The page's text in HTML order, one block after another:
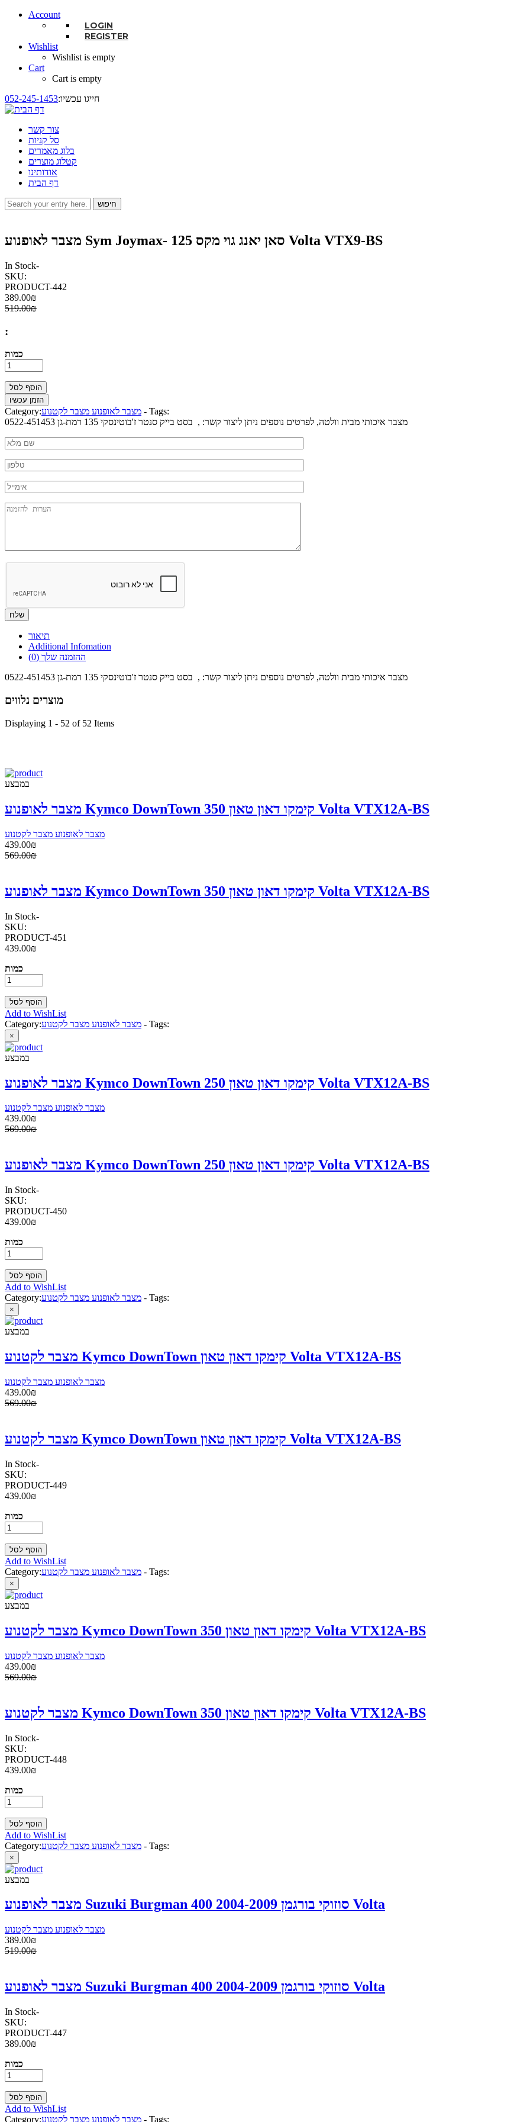
Account
LOGIN
REGISTER
Wishlist
Wishlist is empty
Cart
Cart is empty
052-245-1453 :חייגו עכשיו
צור קשר
סל קניות
בלוג מאמרים
קטלוג מוצרים
אודותינו
דף הבית
חיפוש
מצבר לאופנוע Sym Joymax- 125 סאן יאנג גוי מקס Volta VTX9-BS
In Stock-
SKU:
PRODUCT-442
389.00₪
519.00₪
:
כמות
Category:מצבר לאופנוע מצבר לקטנוע - Tags:
מצבר איכותי מבית וולטה, לפרטים נוספים ניתן ליצור קשר: , בסט בייק סנטר ז'בוטינסקי 135 רמת-גן 0522-451453
Nm *
Phone
mail
Message
תיאור
Additional Infomation
ההזמנה שלך (0)
מצבר איכותי מבית וולטה, לפרטים נוספים ניתן ליצור קשר: , בסט בייק סנטר ז'בוטינסקי 135 רמת-גן 0522-451453
מוצרים נלווים
Displaying 1 - 52 of 52 Items
במבצע
מצבר לאופנוע Kymco DownTown 350 קימקו דאון טאון Volta VTX12A-BS
מצבר לאופנוע מצבר לקטנוע
439.00₪
569.00₪
מצבר לאופנוע Kymco DownTown 350 קימקו דאון טאון Volta VTX12A-BS
In Stock-
SKU:
PRODUCT-451
439.00₪
כמות
Add to WishList
Category:מצבר לאופנוע מצבר לקטנוע - Tags:
×
במבצע
מצבר לאופנוע Kymco DownTown 250 קימקו דאון טאון Volta VTX12A-BS
מצבר לאופנוע מצבר לקטנוע
439.00₪
569.00₪
מצבר לאופנוע Kymco DownTown 250 קימקו דאון טאון Volta VTX12A-BS
In Stock-
SKU:
PRODUCT-450
439.00₪
כמות
Add to WishList
Category:מצבר לאופנוע מצבר לקטנוע - Tags:
×
במבצע
מצבר לקטנוע Kymco DownTown קימקו דאון טאון Volta VTX12A-BS
מצבר לאופנוע מצבר לקטנוע
439.00₪
569.00₪
מצבר לקטנוע Kymco DownTown קימקו דאון טאון Volta VTX12A-BS
In Stock-
SKU:
PRODUCT-449
439.00₪
כמות
Add to WishList
Category:מצבר לאופנוע מצבר לקטנוע - Tags:
×
במבצע
מצבר לקטנוע Kymco DownTown 350 קימקו דאון טאון Volta VTX12A-BS
מצבר לאופנוע מצבר לקטנוע
439.00₪
569.00₪
מצבר לקטנוע Kymco DownTown 350 קימקו דאון טאון Volta VTX12A-BS
In Stock-
SKU:
PRODUCT-448
439.00₪
כמות
Add to WishList
Category:מצבר לאופנוע מצבר לקטנוע - Tags:
×
במבצע
מצבר לאופנוע Suzuki Burgman 400 סוזוקי בורגמן 2004-2009 Volta
מצבר לאופנוע מצבר לקטנוע
389.00₪
519.00₪
מצבר לאופנוע Suzuki Burgman 400 סוזוקי בורגמן 2004-2009 Volta
In Stock-
SKU:
PRODUCT-447
389.00₪
כמות
Add to WishList
Category:מצבר לאופנוע מצבר לקטנוע - Tags: